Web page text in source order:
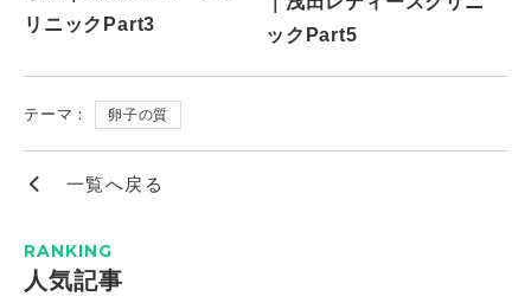
リニックPart3
ックPart5
テーマ： 卵子の質
一覧へ戻る
RANKING
⼈気記事